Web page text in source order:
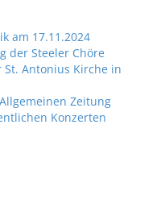
am 17.11.2024
der Steeler Chöre
St. Antonius Kirche in
Zeitung
Konzerten